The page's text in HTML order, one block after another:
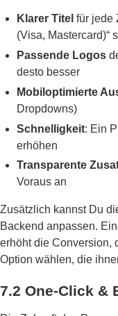
Klarer Titel für jede
(Visa, Mastercard)“
Passende Logos
desto besser
Mobiloptimierte
Dropdowns)
Schnelligkeit: Ein
erhöhen
Transparente
Voraus an
Zusätzlich kannst Du
Backend anpassen.
erhöht die Conversion,
Option wählen, die
7.2 One-Click &